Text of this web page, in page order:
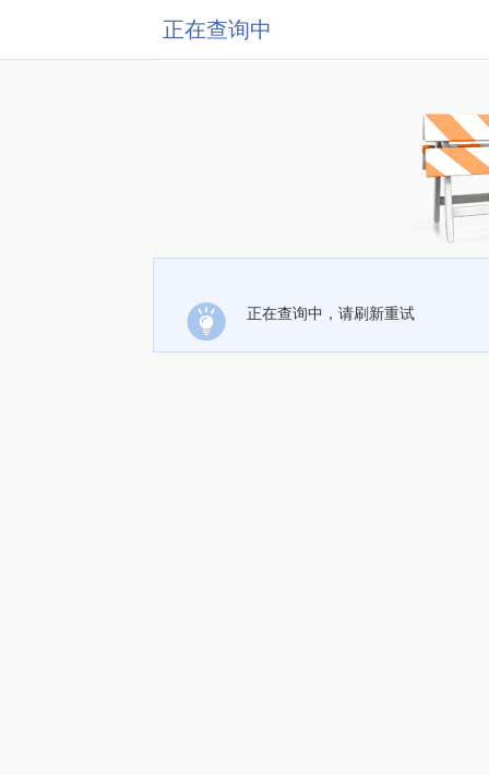
正在查询中
正在查询中，请刷新重试